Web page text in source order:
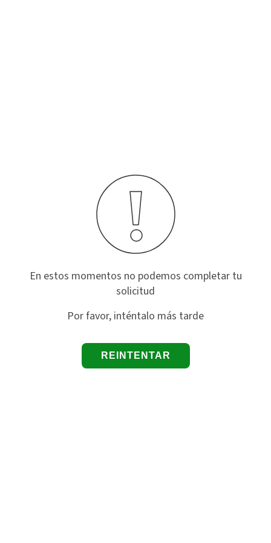
En estos momentos no podemos completar tu
solicitud
Por favor, inténtalo más tarde
REINTENTAR